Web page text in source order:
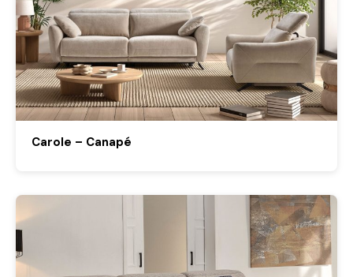
Carole – Canapé